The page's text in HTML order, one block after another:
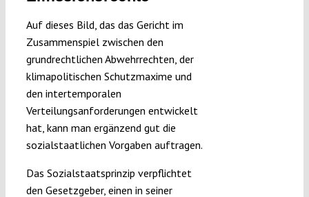
Auf dieses Bild, das das Gericht im
Zusammenspiel zwischen den
grundrechtlichen Abwehrrechten, der
klimapolitischen Schutzmaxime und
den intertemporalen
Verteilungsanforderungen entwickelt
hat, kann man ergänzend gut die
sozialstaatlichen Vorgaben auftragen.
Das Sozialstaatsprinzip verpflichtet
den Gesetzgeber, einen in seiner